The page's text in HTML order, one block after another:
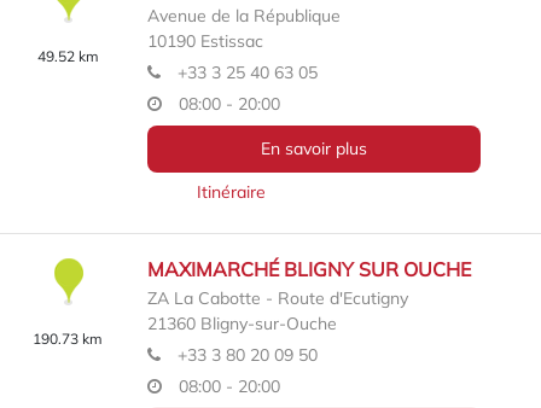
49.52 km
Avenue de la République
10190 Estissac
+33 3 25 40 63 05
08:00 - 20:00
En savoir plus
Itinéraire
190.73 km
MAXIMARCHÉ BLIGNY SUR OUCHE
ZA La Cabotte - Route d'Ecutigny
21360 Bligny-sur-Ouche
+33 3 80 20 09 50
08:00 - 20:00